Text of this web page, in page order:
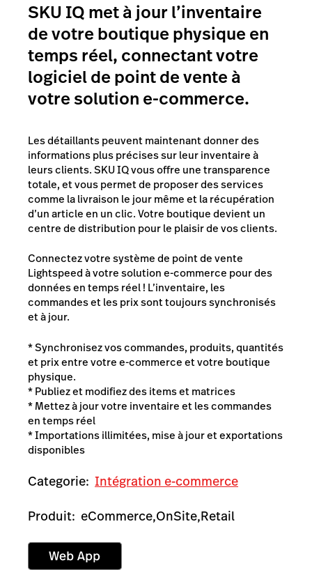
SKU IQ met à jour l’inventaire
de votre boutique physique en
temps réel, connectant votre
logiciel de point de vente à
votre solution e-commerce.
Les détaillants peuvent maintenant donner des
informations plus précises sur leur inventaire à
leurs clients. SKU IQ vous offre une transparence
totale, et vous permet de proposer des services
comme la livraison le jour même et la récupération
d’un article en un clic. Votre boutique devient un
centre de distribution pour le plaisir de vos clients.
Connectez votre système de point de vente
Lightspeed à votre solution e-commerce pour des
données en temps réel ! L’inventaire, les
commandes et les prix sont toujours synchronisés
et à jour.
* Synchronisez vos commandes, produits, quantités
et prix entre votre e-commerce et votre boutique
physique.
* Publiez et modifiez des items et matrices
* Mettez à jour votre inventaire et les commandes
en temps réel
* Importations illimitées, mise à jour et exportations
disponibles
Categorie: Intégration e-commerce
Produit: eCommerce,OnSite,Retail